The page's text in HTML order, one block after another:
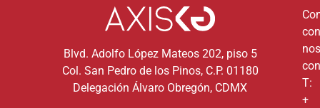
Blvd. Adolfo López Mateos 202, piso 5
Col. San Pedro de los Pinos, C.P. 01180
Delegación Álvaro Obregón, CDMX
con
T:
+